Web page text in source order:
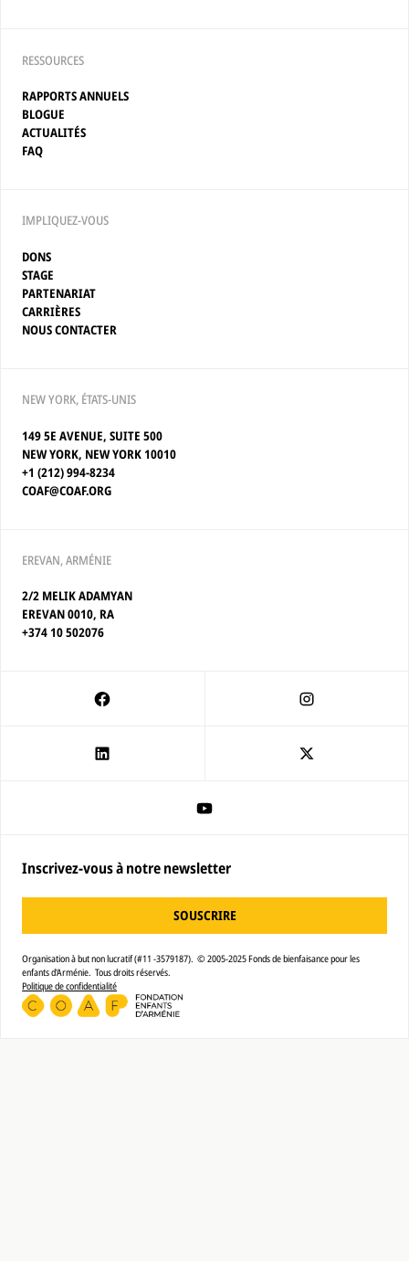
RESSOURCES
RAPPORTS ANNUELS
BLOGUE
ACTUALITÉS
FAQ
IMPLIQUEZ-VOUS
DONS
STAGE
PARTENARIAT
CARRIÈRES
NOUS CONTACTER
Inscrivez-vous à notre newsletter
SOUSCRIRE
Organisation à but non lucratif (#11 -3579187). © 2005-2025 Fonds de bienfaisance pour les
enfants d'Arménie. Tous droits réservés.
Politique de confidentialité
NEW YORK, ÉTATS-UNIS
149 5E AVENUE, SUITE 500
NEW YORK, NEW YORK 10010
+1 (212) 994-8234
COAF@COAF.ORG
EREVAN, ARMÉNIE
2/2 MELIK ADAMYAN
EREVAN 0010, RA
+374 10 502076